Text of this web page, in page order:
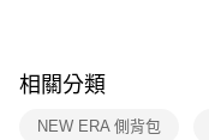
※ 交易是否成功請以「
是否繳費成功／繳費後需取
客戶支援中心」https://
相關分類
NEW ERA 側背包